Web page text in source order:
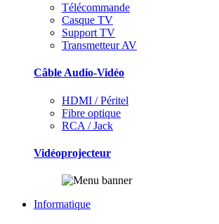
Télécommande
Casque TV
Support TV
Transmetteur AV
Câble Audio-Vidéo
HDMI / Péritel
Fibre optique
RCA / Jack
Vidéoprojecteur
Informatique